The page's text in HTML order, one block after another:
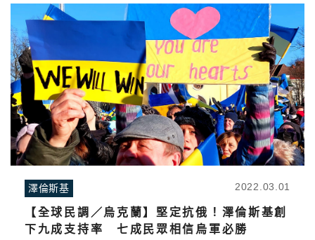
澤倫斯基 2022.03.01
【全球民調／烏克蘭】堅定抗俄！澤倫斯基創
下九成支持率 七成民眾相信烏軍必勝